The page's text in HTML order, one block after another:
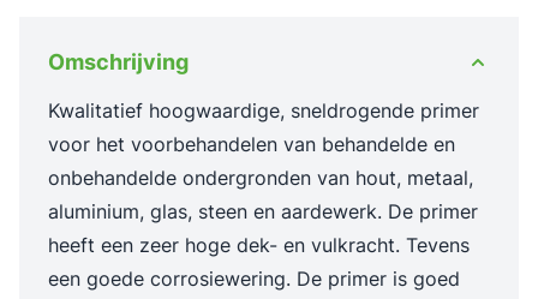
Omschrijving
Kwalitatief hoogwaardige, sneldrogende primer
voor het voorbehandelen van behandelde en
onbehandelde ondergronden van hout, metaal,
aluminium, glas, steen en aardewerk. De primer
heeft een zeer hoge dek- en vulkracht. Tevens
een goede corrosiewering. De primer is goed